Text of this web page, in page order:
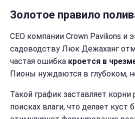
Золотое правило
CEO компании Crown Pavilions и
садоводству Люк Дежаханг
частая ошибка кроется в
Пионы нуждаются в глубоком,
Такой график заставляет корни
поисках влаги, что делает куст